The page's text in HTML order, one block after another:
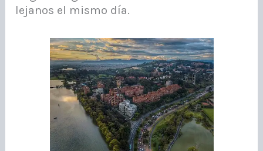
lejanos el mismo día.